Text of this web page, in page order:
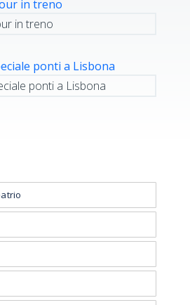
in treno
ponti a Lisbona